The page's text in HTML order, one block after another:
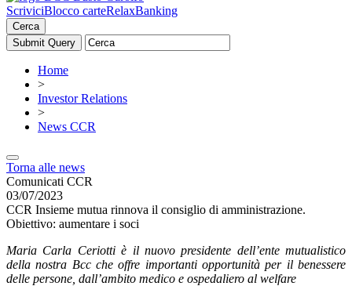
ScriviciBlocco carteRelaxBanking
Cerca
Home
>
Investor Relations
>
News CCR
Torna alle news
Comunicati CCR
03/07/2023
CCR Insieme mutua rinnova il consiglio di amministrazione.
Obiettivo: aumentare i soci
Maria Carla Ceriotti è il nuovo presidente dell’ente mutualistico
della nostra Bcc che offre importanti opportunità per il benessere
delle persone, dall’ambito medico e ospedaliero al welfare